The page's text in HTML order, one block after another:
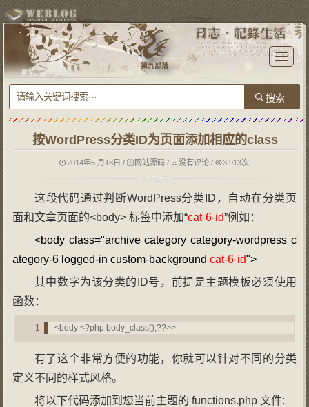
T
o
l
e
n
a
t
第九部落
按WordPress分类ID为页面添加相应的class
2014年5 月18日/ 网站源码 / 没有评论 / 3,913次
这段代码通过判断WordPress分类ID，自动在分类页
面和文章页面的<body> 标签中添加“cat-6-id”例如：
<body class="archive category category-wordpress c
ategory-6 logged-in custom-background cat-6-id">
其中数字为该分类的ID号，前提是主题模板必须使用
函数：
<body <?php body_class();??>>
有了这个非常方便的功能，你就可以针对不同的分类
定义不同的样式风格。
将以下代码添加到您当前主题的 functions.php 文件: